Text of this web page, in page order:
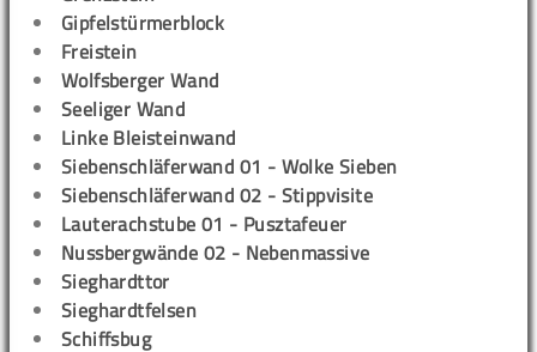
Gipfelstürmerblock
Freistein
Wolfsberger Wand
Seeliger Wand
Linke Bleisteinwand
Siebenschläferwand 01 - Wolke Sieben
Siebenschläferwand 02 - Stippvisite
Lauterachstube 01 - Pusztafeuer
Nussbergwände 02 - Nebenmassive
Sieghardttor
Sieghardtfelsen
Schiffsbug